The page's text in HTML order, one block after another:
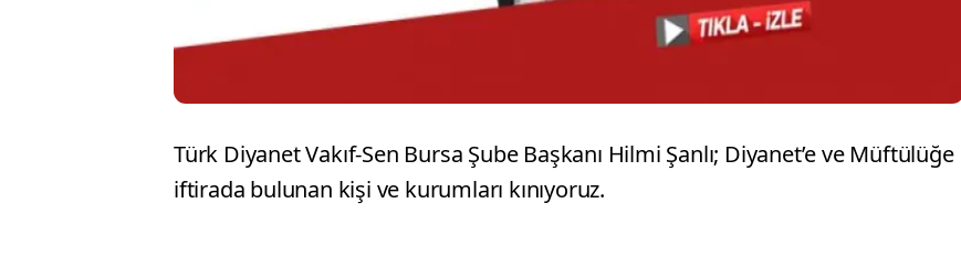
Türk Diyanet Vakıf-Sen Bursa Şube Başkanı Hilmi Şanlı; Diyanet’e ve Müftülüğe
iftirada bulunan kişi ve kurumları kınıyoruz.